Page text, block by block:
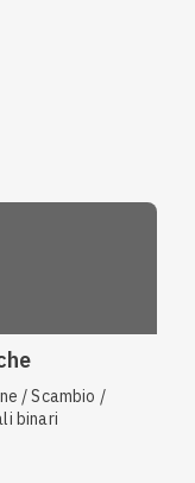
/ Scambio /
binari